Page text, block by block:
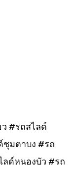
#รถสไลด์
ชุมตาบง #รถ
ลด์หนองบัว #รถ